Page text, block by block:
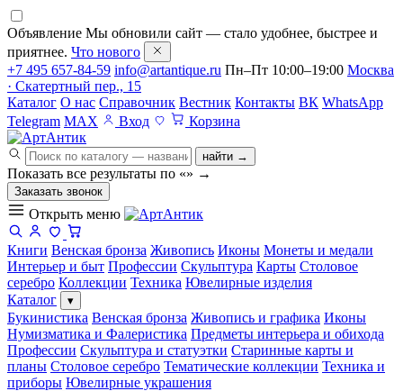
Объявление Мы обновили сайт — стало удобнее, быстрее и
приятнее. Что нового
+7 495 657-84-59 info@artantique.ru Пн–Пт 10:00–19:00 Москва
· Скатертный пер., 15
Каталог О нас Справочник Вестник Контакты ВК WhatsApp
Telegram MAX Вход Корзина
найти →
Показать все результаты по «» →
Заказать звонок
Открыть меню
Книги Венская бронза Живопись Иконы Монеты и медали
Интерьер и быт Профессии Скульптура Карты Столовое
серебро Коллекции Техника Ювелирные изделия
Каталог
▾
Букинистика Венская бронза Живопись и графика Иконы
Нумизматика и Фалеристика Предметы интерьера и обихода
Профессии Скульптура и статуэтки Старинные карты и
планы Столовое серебро Тематические коллекции Техника и
приборы Ювелирные украшения